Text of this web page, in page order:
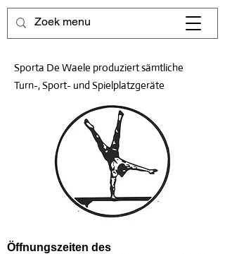
Sporta De Waele produziert sämtliche
Turn-, Sport- und Spielplatzgeräte
Öffnungszeiten des